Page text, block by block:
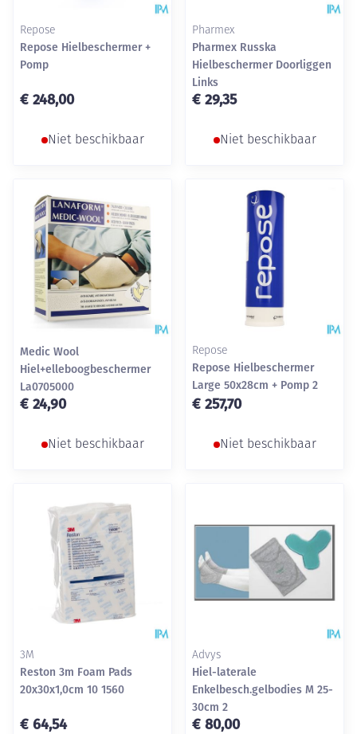
Repose
Repose Hielbeschermer +
Pomp
€ 248,00
Niet beschikbaar
Pharmex
Pharmex Russka
Hielbeschermer Doorliggen
Links
€ 29,35
Niet beschikbaar
Medic Wool
Hiel+elleboogbeschermer
La0705000
€ 24,90
Niet beschikbaar
Repose
Repose Hielbeschermer
Large 50x28cm + Pomp 2
€ 257,70
Niet beschikbaar
3M
Reston 3m Foam Pads
20x30x1,0cm 10 1560
€ 64,54
Advys
Hiel-laterale
Enkelbesch.gelbodies M 25-
30cm 2
€ 80,00